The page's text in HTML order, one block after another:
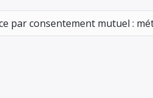
par consentement mutuel :